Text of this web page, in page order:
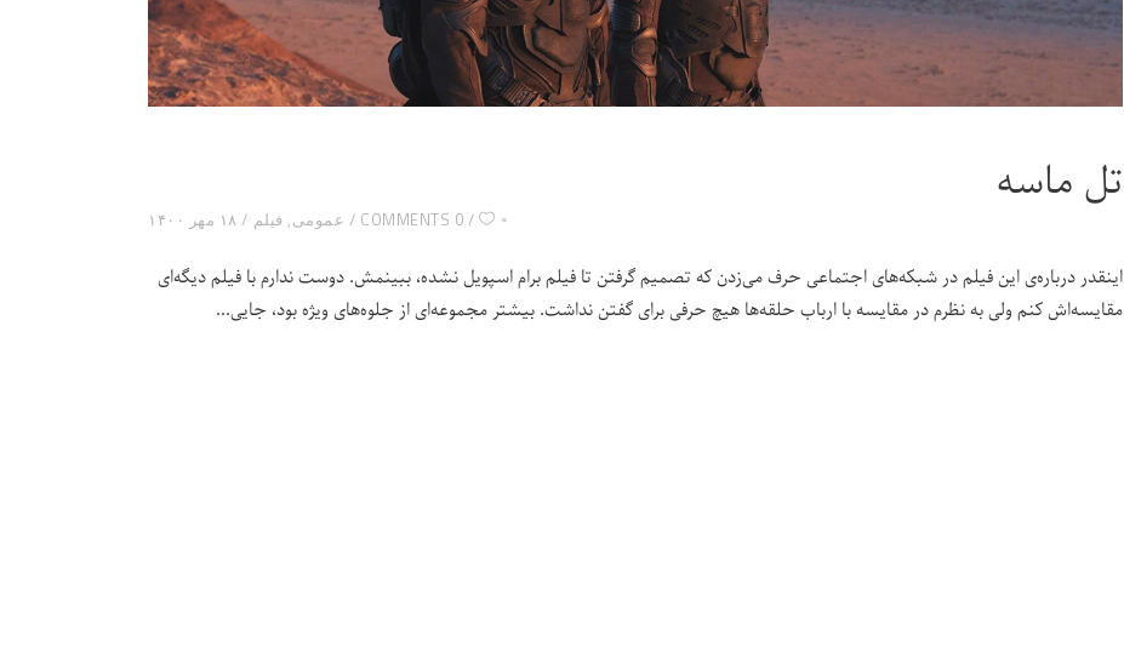
تل ماسه
۱۸ مهر ۱۴۰۰ عمومی, فیلم 0 COMMENTS ۰
اینقدر درباره‌ی این فیلم در شبکه‌های اجتماعی حرف می‌زدن که تصمیم گرفتن تا فیلم برام اسپویل نشده، ببینمش. دوست ندارم با فیلم دیگه‌ای
مقایسه‌اش کنم ولی به نظرم در مقایسه با ارباب حلقه‌ها هیچ حرفی برای گفتن نداشت. بیشتر مجموعه‌ای از جلوه‌های ویژه بود، جایی